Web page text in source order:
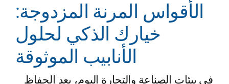
الأقواس المرنة المزدوجة:
خيارك الذكي لحلول
الأنابيب الموثوقة
في بيئات الصناعة والتجارة اليوم، يعد الحفاظ